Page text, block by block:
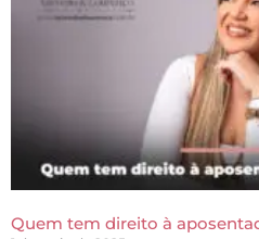
Quem tem direito à